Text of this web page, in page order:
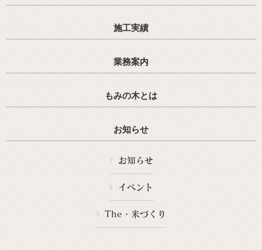
施工実績
業務案内
もみの木とは
お知らせ
お知らせ
イベント
The・米づくり